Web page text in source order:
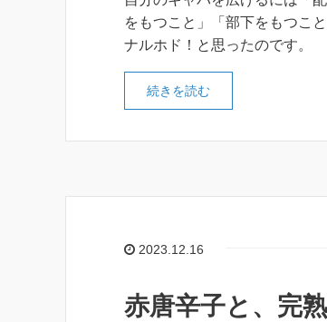
をもつこと」「部下をもつこ
ナルホド！と思ったのです。
続きを読む
2023.12.16
赤唐辛子と、完